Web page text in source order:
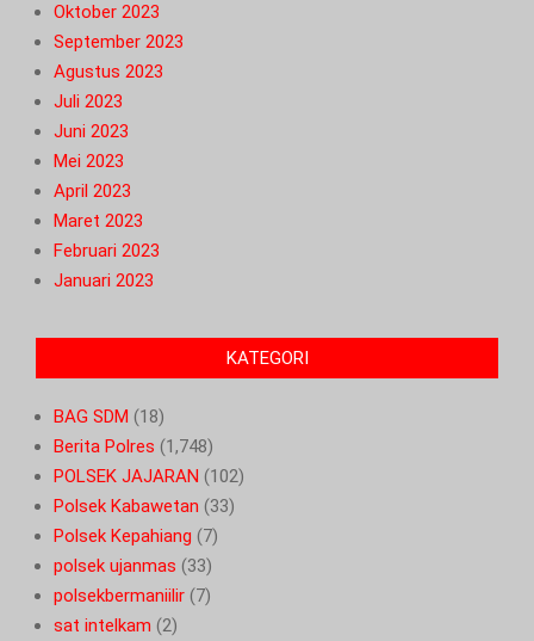
Oktober 2023
September 2023
Agustus 2023
Juli 2023
Juni 2023
Mei 2023
April 2023
Maret 2023
Februari 2023
Januari 2023
KATEGORI
BAG SDM (18)
Berita Polres (1,748)
POLSEK JAJARAN (102)
Polsek Kabawetan (33)
Polsek Kepahiang (7)
polsek ujanmas (33)
polsekbermaniilir (7)
sat intelkam (2)